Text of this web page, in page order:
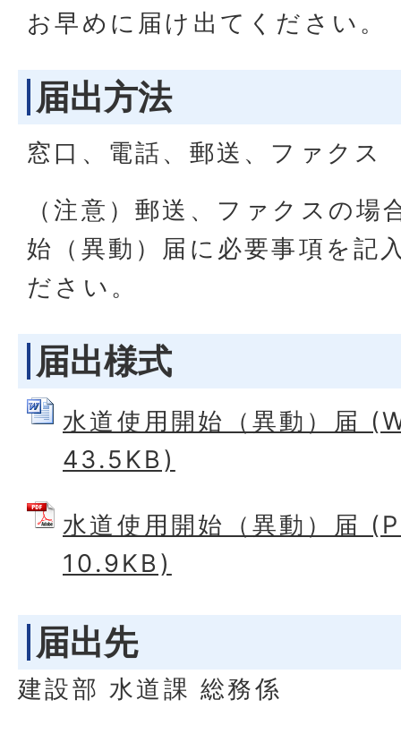
お早めに届け出てください。
届出方法
窓口、電話、郵送、ファクス
（注意）郵送、ファクスの場
始（異動）届に必要事項を記
ださい。
届出様式
水道使用開始（異動）届
43.5KB)
水道使用開始（異動）届
10.9KB)
届出先
建設部 水道課 総務係